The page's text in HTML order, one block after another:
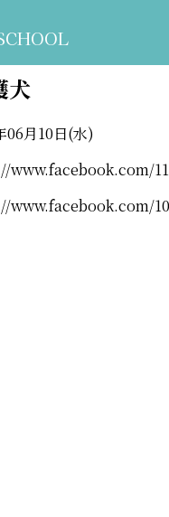
犬
06月10日(水)
www.facebook.com/
www.facebook.com/